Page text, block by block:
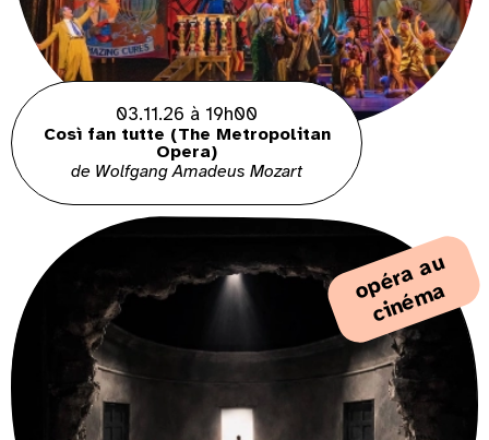
03.11.26 à 19h00
Così fan tutte (The Metropolitan
Opera)
de Wolfgang Amadeus Mozart
o
p
é
r
a
a
u
c
i
n
é
m
a